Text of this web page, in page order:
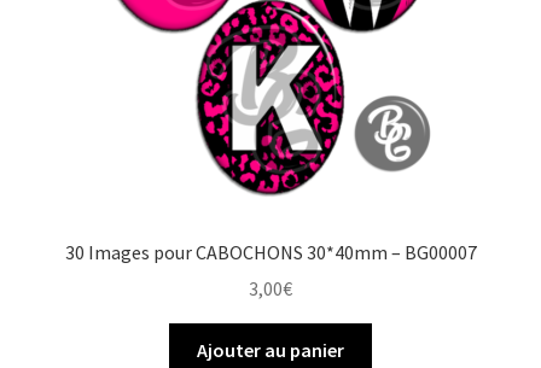
30 Images pour CABOCHONS 30*40mm – BG00007
3,00€
Ajouter au panier